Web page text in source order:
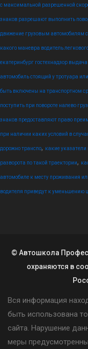
с максимальной разрешенной
знаков разрешают выполнить
движение грузовым автомобилям
какого маневра водитель
екатеринбург гостехнадзор выдача
автомобиль стоящий у тротуара
быть включены на транспортном
поступить при повороте налево
знаков предоставляют право
при наличии каких условий в
дорожно транспо, какие
разворота по такой траектории,
автомобиле к месту проживания
водителя приведут к уменьшению
© Автошкола
охраняются в
Вся информация
быть использована
сайта. Нарушение
меры